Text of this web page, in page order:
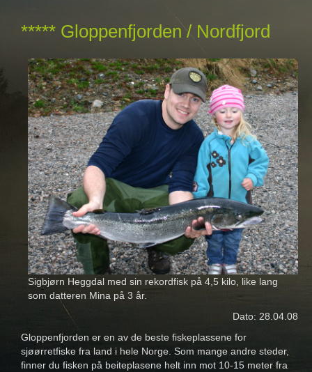
***** Gloppenfjorden / Nordfjord
Sigbjørn Heggdal med sin rekordfisk på 4,5 kilo, like lang
som datteren Mina på 3 år.
Dato: 28.04.08
Gloppenfjorden er en av de beste fiskeplassene for
sjøørretfiske fra land i hele Norge. Som mange andre steder,
finner du fisken på beiteplasene helt inn mot 10-15 meter fra